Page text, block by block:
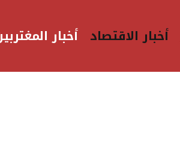
أخبار الاقتصاد أخبار